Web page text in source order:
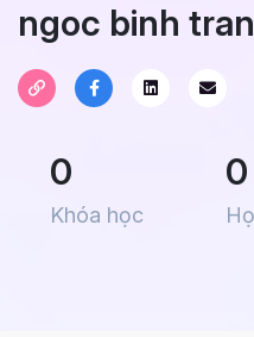
ngoc binh tran
0
Khóa học
0